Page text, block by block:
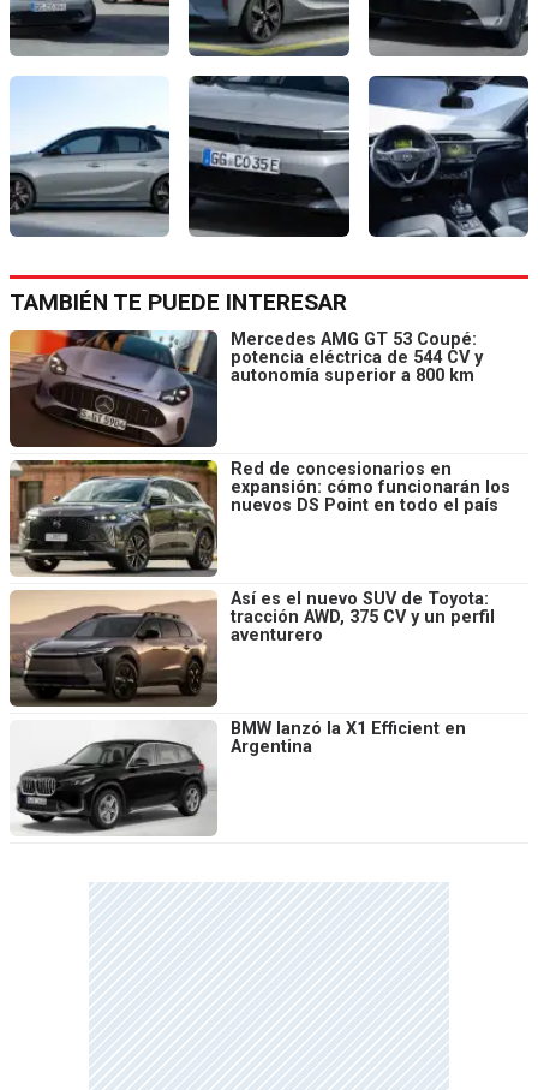
TAMBIÉN TE PUEDE INTERESAR
Mercedes AMG GT 53 Coupé:
potencia eléctrica de 544 CV y
autonomía superior a 800 km
Red de concesionarios en
expansión: cómo funcionarán los
nuevos DS Point en todo el país
Así es el nuevo SUV de Toyota:
tracción AWD, 375 CV y un perfil
aventurero
BMW lanzó la X1 Efficient en
Argentina